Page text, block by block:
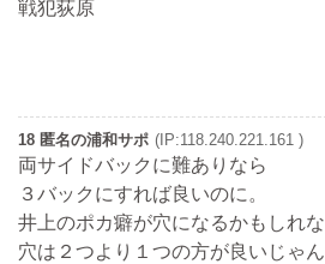
戦犯荻原
18 匿名の浦和サポ (IP:118.240.221.161 )
両サイドバックに難ありなら
３バックにすれば良いのに。
井上のポカ癖が穴になるかもしれな
穴は２つより１つの方が良いじゃん